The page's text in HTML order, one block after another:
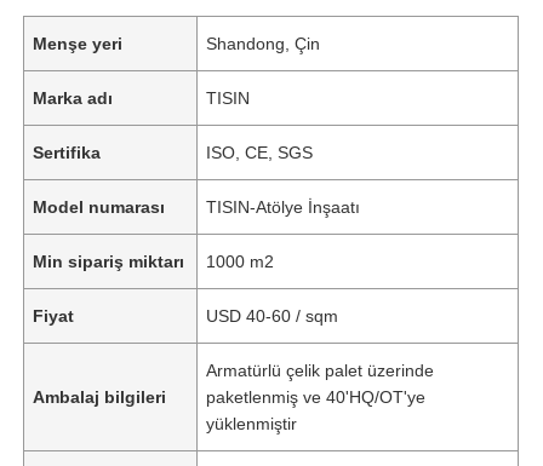
Menşe yeri Shandong, Çin
Marka adı TISIN
Sertifika ISO, CE, SGS
Model numarası TISIN-Atölye İnşaatı
Min sipariş miktarı 1000 m2
Fiyat USD 40-60 / sqm
Ambalaj bilgileri
Armatürlü çelik palet üzerinde
paketlenmiş ve 40'HQ/OT'ye
yüklenmiştir